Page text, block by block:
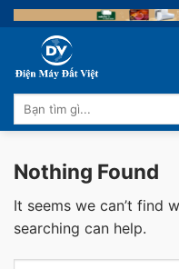
Skip
to
content
Tìm
kiếm:
Nothing Found
It seems we can’t find
searching can help.